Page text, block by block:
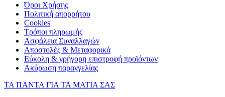
Όροι Χρήσης
Πολιτική απορρήτου
Cookies
Τρόποι πληρωμής
Ασφάλεια Συναλλαγών
Αποστολές & Μεταφορικά
Εύκολη & γρήγορη επιστροφή προϊόντων
Ακύρωση παραγγελίας
ΤΑ ΠΑΝΤΑ ΓΙΑ ΤΑ ΜΑΤΙΑ ΣΑΣ